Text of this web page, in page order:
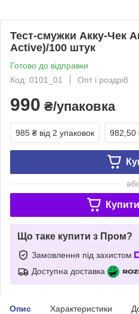
Тест-смужки Акку-Чек
Active)/100 штук
Готово до відправки
Код: 0101_01
Опт і роздріб
990 ₴/упаковка
985 ₴ від 2 упаковок 982,50
Що таке купити з Пром?
Замовлення під захистом
Доступна доставка
Опис Характеристики